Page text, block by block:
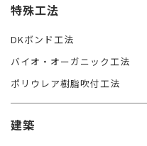
特殊工法
DKボンド工法
バイオ・オーガニック工法
ポリウレア樹脂吹付工法
建築